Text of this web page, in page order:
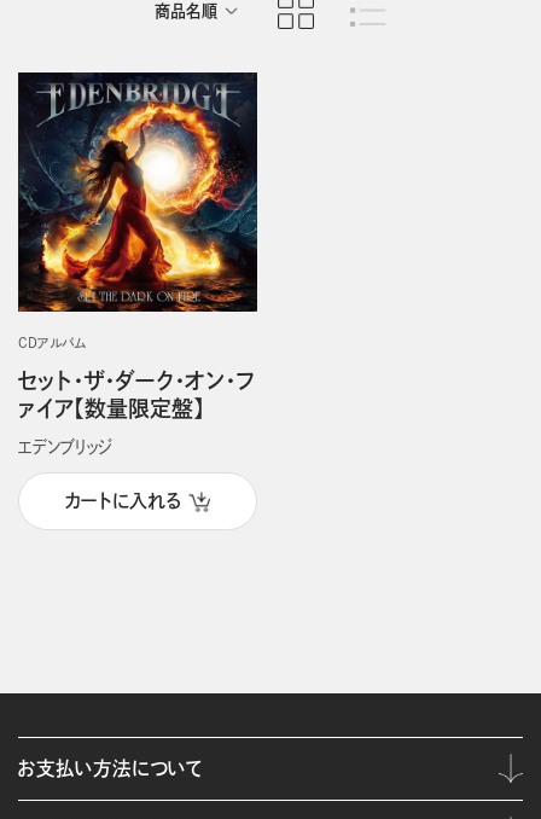
商品名順
CDアルバム
セット・ザ・ダーク・オン・フ
ァイア【数量限定盤】
エデンブリッジ
カートに入れる
お支払い方法について